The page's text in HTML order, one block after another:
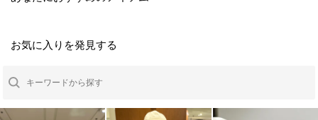
お気に入りを発見する